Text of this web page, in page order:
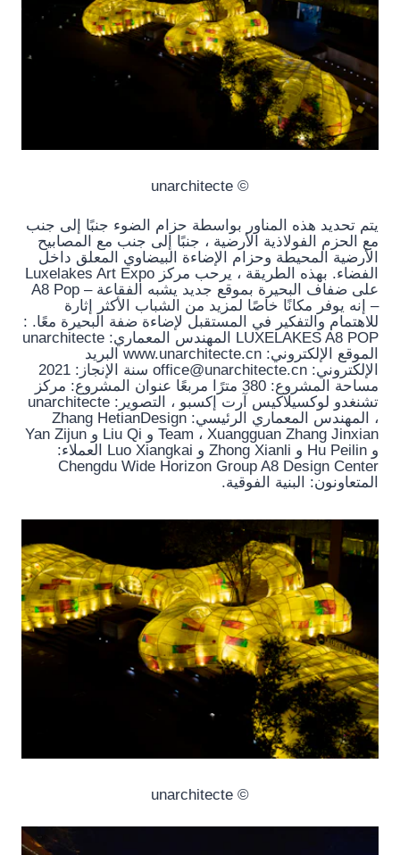
© unarchitecte
يتم تحديد هذه المناور بواسطة حزام الضوء جنبًا إلى جنب
مع الحزم الفولاذية الأرضية ، جنبًا إلى جنب مع المصابيح
الأرضية المحيطة وحزام الإضاءة البيضاوي المعلق داخل
الفضاء. بهذه الطريقة ، يرحب مركز Luxelakes Art Expo
على ضفاف البحيرة بموقع جديد يشبه الفقاعة – A8 Pop
– إنه يوفر مكانًا خاصًا لمزيد من الشباب الأكثر إثارة
للاهتمام والتفكير في المستقبل لإضاءة ضفة البحيرة معًا. :
LUXELAKES A8 POP المهندس المعماري: unarchitecte
الموقع الإلكتروني: www.unarchitecte.cn البريد
الإلكتروني: office@unarchitecte.cn سنة الإنجاز: 2021
مساحة المشروع: 380 مترًا مربعًا عنوان المشروع: مركز
تشنغدو لوكسيلاكيس آرت إكسبو ، التصوير: unarchitecte
، المهندس المعماري الرئيسي: Zhang HetianDesign
Team ، Xuangguan Zhang Jinxian و Liu Qi و Yan Zijun
و Hu Peilin و Zhong Xianli و Luo Xiangkai العملاء:
Chengdu Wide Horizon Group A8 Design Center
المتعاونون: البنية الفوقية.
© unarchitecte